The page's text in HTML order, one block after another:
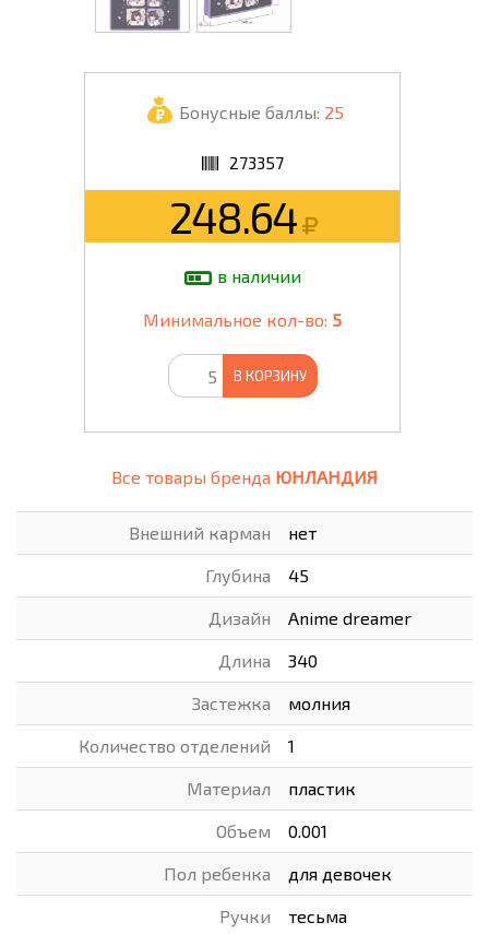
Бонусные баллы: 25
273357
248.64
в наличии
Минимальное кол-во: 5
В КОРЗИНУ
Все товары бренда ЮНЛАНДИЯ
Внешний карман нет
Глубина 45
Дизайн Anime dreamer
Длина 340
Застежка молния
Количество отделений 1
Материал пластик
Объем 0.001
Пол ребенка для девочек
Ручки тесьма